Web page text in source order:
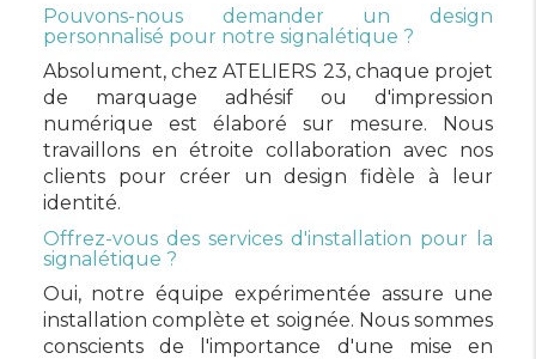
Pouvons-nous demander un design
personnalisé pour notre signalétique ?
Absolument, chez ATELIERS 23, chaque projet
de marquage adhésif ou d'impression
numérique est élaboré sur mesure. Nous
travaillons en étroite collaboration avec nos
clients pour créer un design fidèle à leur
identité.
Offrez-vous des services d'installation pour la
signalétique ?
Oui, notre équipe expérimentée assure une
installation complète et soignée. Nous sommes
conscients de l'importance d'une mise en